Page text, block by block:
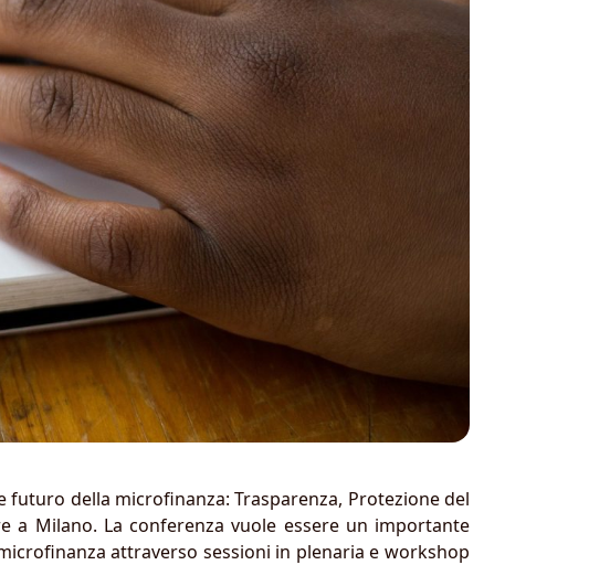
futuro della microfinanza: Trasparenza, Protezione del
Milano. La conferenza vuole essere un importante
attraverso sessioni in plenaria e workshop